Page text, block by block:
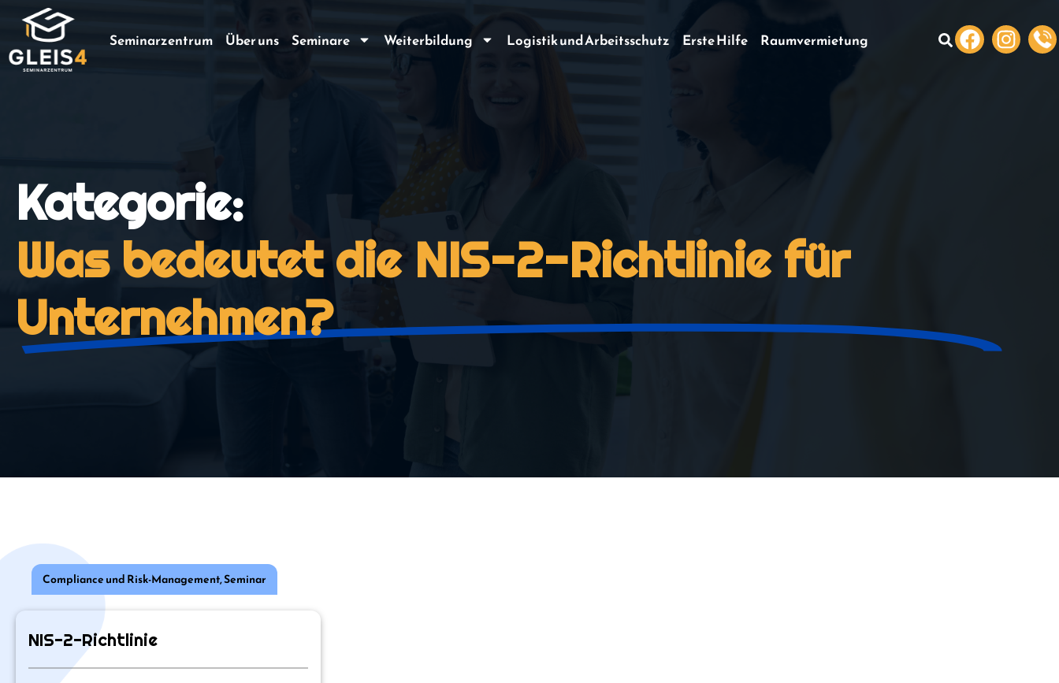
Seminarzentrum Über uns Seminare Weiterbildung Logistik und Arbeitsschutz Erste Hilfe Raumvermietung
Kategorie:
Was bedeutet die NIS-2-Richtlinie für
Unternehmen?
Compliance und Risk-Management,Seminar
NIS-2-Richtlinie